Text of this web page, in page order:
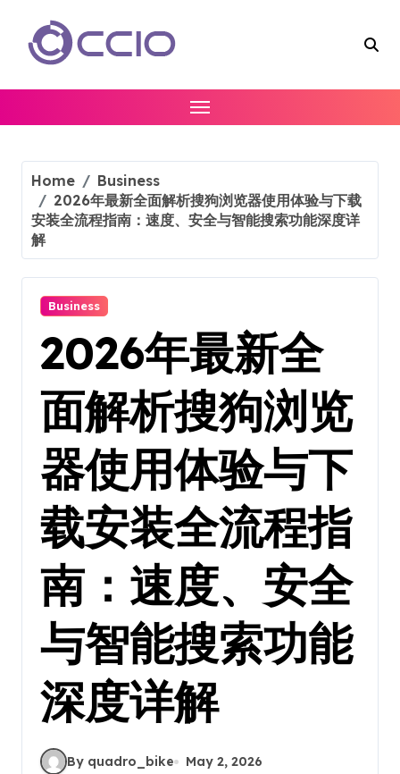
content
Home
Business
2026年最新全面解析搜狗浏览器使用体验与下载
安装全流程指南：速度、安全与智能搜索功能深度详
解
Business
2026年最新全
面解析搜狗浏览
器使用体验与下
载安装全流程指
南：速度、安全
与智能搜索功能
深度详解
By quadro_bike
May 2, 2026